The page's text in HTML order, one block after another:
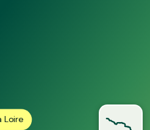
Loire